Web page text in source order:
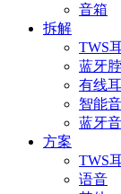
音箱
拆解
TWS
蓝牙
有线
智能
蓝牙
方案
TWS
语音